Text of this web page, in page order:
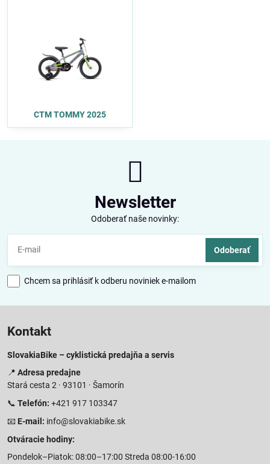
CTM TOMMY 2025
Newsletter
Odoberať naše novinky:
Odoberať
Chcem sa prihlásiť k odberu noviniek e-mailom
Kontakt
SlovakiaBike – cyklistická predajňa a servis
📍 Adresa predajne
Stará cesta 2 · 93101 · Šamorín
📞 Telefón: +421 917 103347
📧 E-mail: info@slovakiabike.sk
Otváracie hodiny:
Pondelok–Piatok: 08:00–17:00 Streda 08:00-16:00